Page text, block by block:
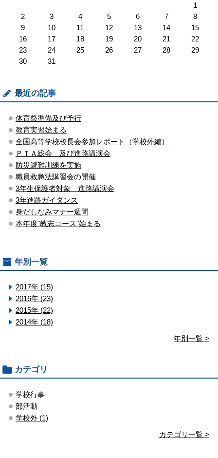
1
2
3 4 5 6 7
8
9
10 11 12 13 14
15
16
17 18 19 20 21
22
23
24 25 26 27 28
29
30
31
最近の記事
体育祭準備及び予行
教育実習始まる
全国高等学校校長会参加レポート（学校外編）
ＰＴＡ総会 及び進路講演会
防災避難訓練を実施
職員救急法講習会の開催
3年生保護者対象 進路講演会
3年進路ガイダンス
身だしなみマナー週間
本年度"教志コース"始まる
年別一覧
2017年 (15)
2016年 (23)
2015年 (22)
2014年 (18)
年別一覧 >
カテゴリ
学校行事
部活動
学校外 (1)
カテゴリ一覧 >